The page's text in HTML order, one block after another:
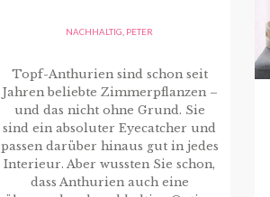
NACHHALTIG PETER
Topf-Anthurien sind schon seit
Jahren beliebte Zimmerpflanzen –
und das nicht ohne Grund. Sie
sind ein absoluter Eyecatcher und
passen darüber hinaus gut in jedes
Interieur. Aber wussten Sie schon,
dass Anthurien auch eine